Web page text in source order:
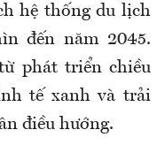
hệ thống du lịch
đến năm 2045.
phát triển chiều
tế xanh và trải
điều hướng.